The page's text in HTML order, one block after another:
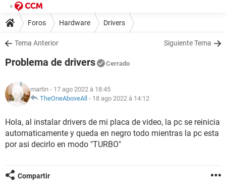
Foros Hardware Drivers
Tema Anterior Siguiente Tema
Problema de drivers Cerrado
martin - 17 ago 2022 à 18:45
TheOneAboveAll - 18 ago 2022 à 14:12
Hola, al instalar drivers de mi placa de video, la pc se reinicia
automaticamente y queda en negro todo mientras la pc esta
por asi decirlo en modo "TURBO"
Compartir